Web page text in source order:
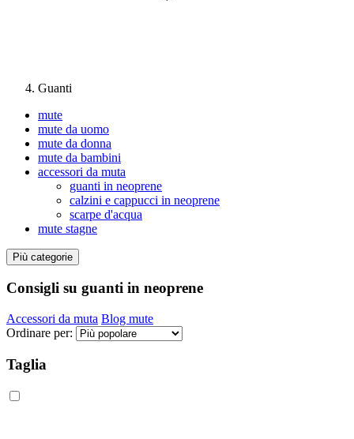
Guanti
mute
mute da uomo
mute da donna
mute da bambini
accessori da muta
guanti in neoprene
calzini e cappucci in neoprene
scarpe d'acqua
mute stagne
Più categorie
Consigli su guanti in neoprene
Accessori da muta Blog mute
Ordinare per:
Taglia